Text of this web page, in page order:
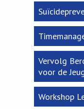
Vervolg
voor de
Workshop